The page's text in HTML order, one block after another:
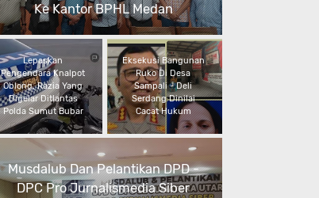
Ke Kantor BPHL Medan
Lepaskan
Pengendara Knalpot
Oblong, Razia Yang
Digelar Ditlantas
Polda Sumut Bubar
Eksekusi Bangunan
Ruko Di Desa
Sampali - Deli
Serdang Dinilai
Cacat Hukum
Musdalub Dan Pelantikan DPD -
DPC Pro Jurnalismedia Siber